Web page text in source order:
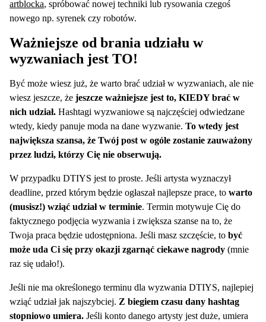
artblocka, spróbować nowej techniki lub rysowania czegoś
nowego np. syrenek czy robotów.
Ważniejsze od brania udziału w
wyzwaniach jest TO!
Być może wiesz już, że warto brać udział w wyzwaniach, ale nie
wiesz jeszcze, że jeszcze ważniejsze jest to, KIEDY brać w
nich udział. Hashtagi wyzwaniowe są najczęściej odwiedzane
wtedy, kiedy panuje moda na dane wyzwanie. To wtedy jest
największa szansa, że Twój post w ogóle zostanie zauważony
przez ludzi, którzy Cię nie obserwują.
W przypadku DTIYS jest to proste. Jeśli artysta wyznaczył
deadline, przed którym będzie ogłaszał najlepsze prace, to warto
(musisz!) wziąć udział w terminie. Termin motywuje Cię do
faktycznego podjęcia wyzwania i zwiększa szanse na to, że
Twoja praca będzie udostępniona. Jeśli masz szczęście, to być
może uda Ci się przy okazji zgarnąć ciekawe nagrody (mnie
raz się udało!).
Jeśli nie ma określonego terminu dla wyzwania DTIYS, najlepiej
wziąć udział jak najszybciej. Z biegiem czasu dany hashtag
stopniowo umiera. Jeśli konto danego artysty jest duże, umiera